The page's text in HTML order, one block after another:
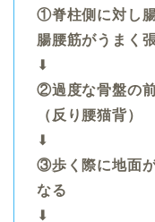
①脊柱側に対し
腸腰筋がうまく
⬇︎
②過度な骨盤の
（反り腰猫背）
⬇︎
③歩く際に地面
なる
⬇︎